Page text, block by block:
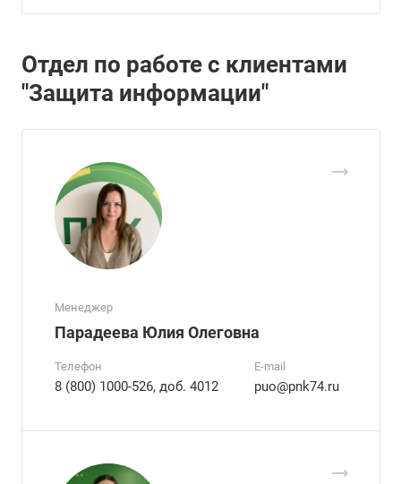
Отдел по работе с клиентами
"Защита информации"
Менеджер
Парадеева Юлия Олеговна
Телефон
8 (800) 1000-526, доб. 4012
E-mail
puo@pnk74.ru